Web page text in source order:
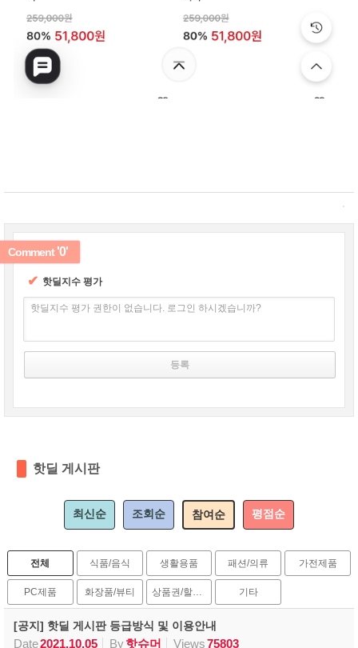
✔ 핫딜지수 평가
핫딜지수 평가 권한이 없습니다. 로그인 하시겠습니까?
Comment'0'
핫딜 게시판
최신순 조회순 참여순 평점순
전체 식품/음식 생활용품 패션/의류 가전제품
PC제품 화장품/뷰티 상품권/할인권 기타
[공지] 핫딜 게시판 등급방식 및 이용안내
Date2021.10.05 By핫슈머 Views75803